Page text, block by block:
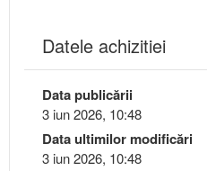
Datele achizitiei
Data publicării
3 iun 2026, 10:48
Data ultimilor modificări
3 iun 2026, 10:48